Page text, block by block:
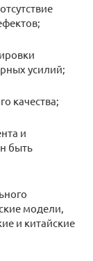
усилий;
качества;
и
быть
модели,
и китайские